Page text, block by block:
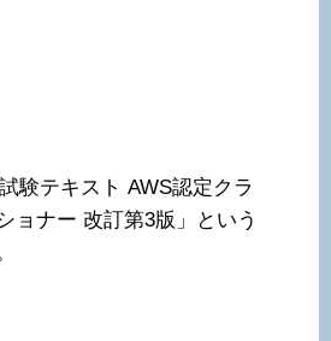
験テキスト AWS認定クラ
ョナー 改訂第3版」という